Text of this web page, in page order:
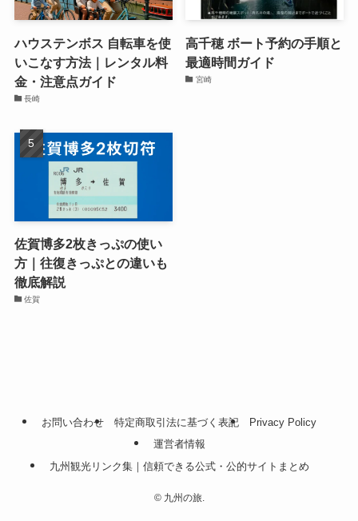
ハウステンボス 自転車を使
いこなす方法｜レンタル料
金・注意点ガイド
長崎
高千穂 ボート予約の手順と
最適時間ガイド
宮崎
佐賀博多2枚きっぷの使い
方｜往復きっぷとの違いも
徹底解説
佐賀
お問い合わせ 特定商取引法に基づく表記
Privacy Policy
運営者情報
九州観光リンク集｜信頼できる公式・公的サイトまとめ
©九州の旅.